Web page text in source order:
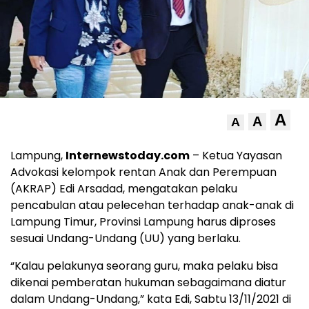
A A A
Lampung, Internewstoday.com – Ketua Yayasan
Advokasi kelompok rentan Anak dan Perempuan
(AKRAP) Edi Arsadad, mengatakan pelaku
pencabulan atau pelecehan terhadap anak-anak di
Lampung Timur, Provinsi Lampung harus diproses
sesuai Undang-Undang (UU) yang berlaku.
“Kalau pelakunya seorang guru, maka pelaku bisa
dikenai pemberatan hukuman sebagaimana diatur
dalam Undang-Undang,” kata Edi, Sabtu 13/11/2021 di